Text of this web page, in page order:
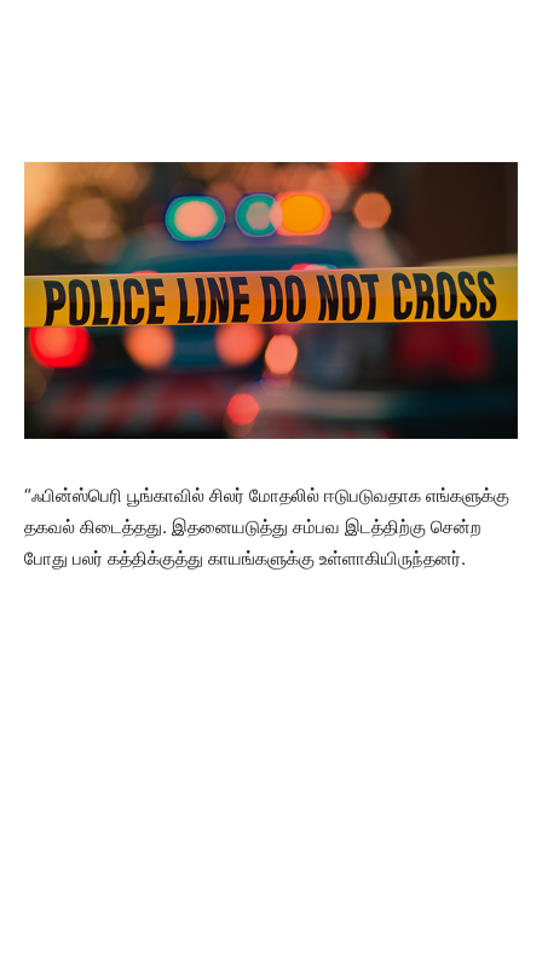
“ஃபின்ஸ்பெரி பூங்காவில் சிலர் மோதலில் ஈடுபடுவதாக எங்களுக்கு
தகவல் கிடைத்தது. இதனையடுத்து சம்பவ இடத்திற்கு சென்ற
போது பலர் கத்திக்குத்து காயங்களுக்கு உள்ளாகியிருந்தனர்.